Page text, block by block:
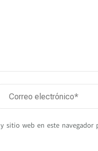
sitio web en este